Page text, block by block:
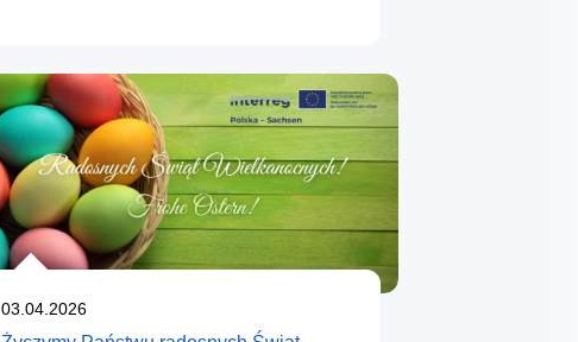
Opublikowano
03.04.2026